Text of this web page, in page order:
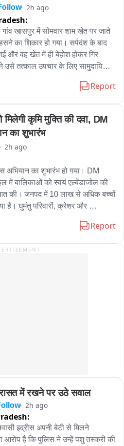
है। विभागीय टीम को भेजकर जल्द ही
जाएगा।
2h ago
खासपुर में सोमवार शाम खेत पर जाते
का शिकार हो गया। सर्पदंश के बाद
और वह खेत में ही बेहोश होकर गिर
उसे तत्काल उपचार के लिए सामुदायिक
को देखते हुए अलीगढ़ मेडिकल कॉलेज
हिमांशु पुत्र जगदीश सोमवार शाम
था। इसी दौरान रास्ते में एक जहरीले
युवक ने इसे सामान्य समझा, लेकिन कुछ
और वह अचेत होकर खेत में गिर पड़ा।
नजर जब युवक पर पड़ी तो वे तुरंत मौके पर
स्वास्थ्य केंद्र ले गए। अस्पताल में
करते हुए एंटी वेनम इंजेक्शन लगाया तथा
की।
स्थिति में संतोषजनक सुधार नहीं हुआ।
बताते हुए बेहतर इलाज के लिए
परिजन उसे तत्काल अलीगढ़
परिवार में चिंता का माहौल बना हुआ
Report
कृमि मुक्ति की दवा, DM
का शुभारंभ
2h ago
अभियान का शुभारंभ हो गया। DM
में बालिकाओं को स्वयं एल्बेंडाजोल की
की। जनपद में 10 लाख से अधिक बच्चों
है। घुमंतु परिवारों, क्रेशर और
राउंड आयोजित किया जाएगा।Report
में रखने पर उठे सवाल
2h ago
इद्रीस अपनी बेटी से मिलने
आरोप है कि पुलिस ने उन्हें पशु तस्करी की